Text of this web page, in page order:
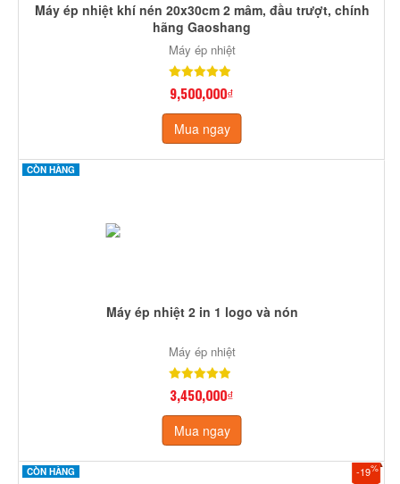
Máy ép nhiệt khí nén 20x30cm 2 mâm, đầu trượt, chính
hãng Gaoshang
Máy ép nhiệt
9,500,000₫
Mua ngay
CÒN HÀNG
Máy ép nhiệt 2 in 1 logo và nón
Máy ép nhiệt
3,450,000₫
Mua ngay
-19%
CÒN HÀNG